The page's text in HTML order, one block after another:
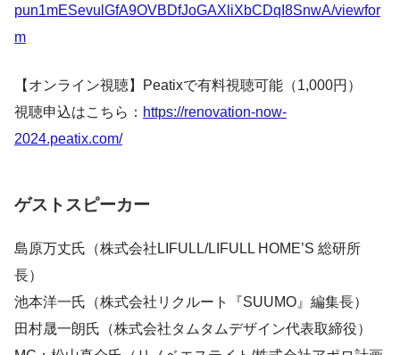
pun1mESevulGfA9OVBDfJoGAXliXbCDqI8SnwA/viewfor
m
【オンライン視聴】Peatixで有料視聴可能（1,000円）
視聴申込はこちら： https://renovation-now-
2024.peatix.com/
ゲストスピーカー
島原万丈氏（株式会社LIFULL/LIFULL HOME’S 総研所
長）
池本洋一氏（株式会社リクルート『SUUMO』編集長）
田村晟一朗氏（株式会社タムタムデザイン代表取締役）